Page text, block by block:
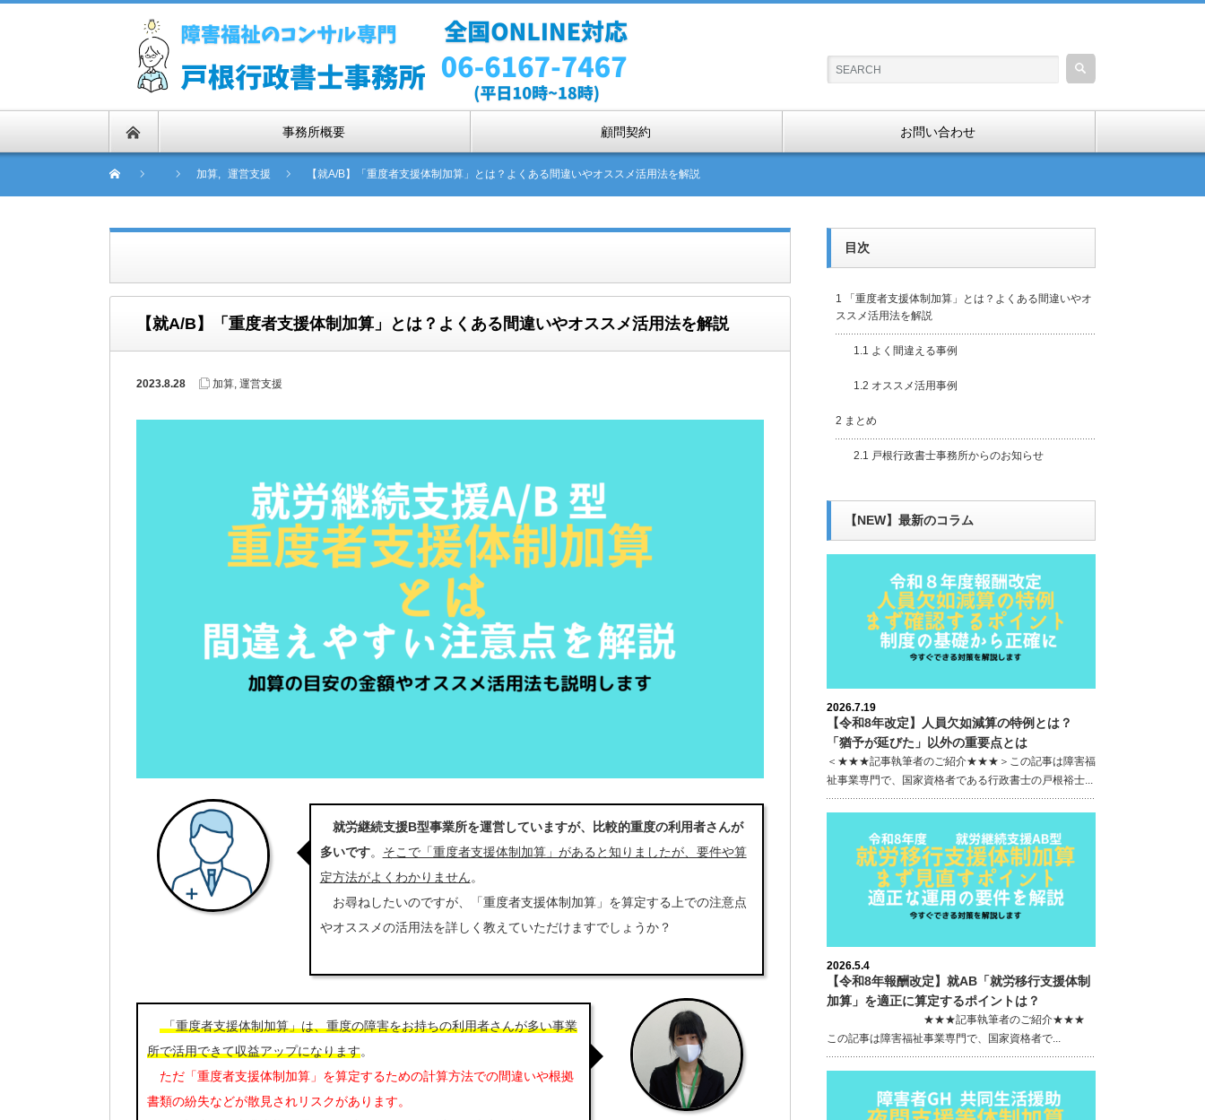
事務所概要 顧問契約 お問い合わせ
加算, 運営支援 【就A/B】「重度者支援体制加算」とは？よくある間違いやオススメ活用法を解説
【就A/B】「重度者支援体制加算」とは？よくある間違いやオススメ活用法を解説
2023.8.28 加算, 運営支援
就労継続支援B型事業所を運営していますが、比較的重度の利用者さんが
多いです。 そこで「重度者支援体制加算」があると知りましたが、要件や算
定方法がよくわかりません。
お尋ねしたいのですが、「重度者支援体制加算」を算定する上での注意点
やオススメの活用法を詳しく教えていただけますでしょうか？
「重度者支援体制加算」は、重度の障害をお持ちの利用者さんが多い事業
所で活用できて収益アップになります。
ただ「重度者支援体制加算」を算定するための計算方法での間違いや根拠
書類の紛失などが散見されリスクがあります。
目次
1 「重度者支援体制加算」とは？よくある間違いやオ
ススメ活用法を解説
1.1 よく間違える事例
1.2 オススメ活用事例
2 まとめ
2.1 戸根行政書士事務所からのお知らせ
【NEW】最新のコラム
2026.7.19
【令和8年改定】人員欠如減算の特例とは？
「猶予が延びた」以外の重要点とは
＜★★★記事執筆者のご紹介★★★＞この記事は障害福
祉事業専門で、国家資格者である行政書士の戸根裕士...
2026.5.4
【令和8年報酬改定】就AB「就労移行支援体制
加算」を適正に算定するポイントは？
★★★記事執筆者のご紹介★★★
この記事は障害福祉事業専門で、国家資格者で...